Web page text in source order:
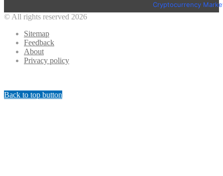
Cryptocurrency
© All rights reserved 2026
Sitemap
Feedback
About
Privacy policy
Back to top button